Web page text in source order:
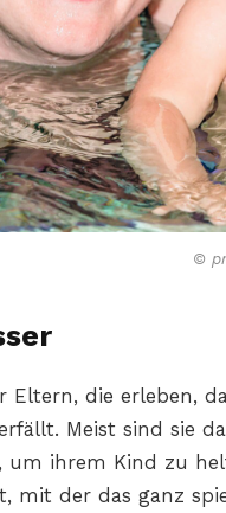
©
Eltern, die erleben,
Meist sind sie
um ihrem Kind zu
mit der das ganz